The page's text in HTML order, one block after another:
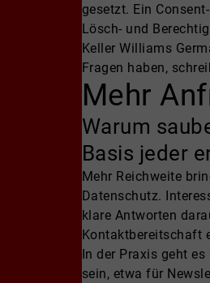
gesetzt. Ein
Lösch- und
Keller Williams
Fragen haben,
Mehr
Warum
Basis jeder
Mehr Reichweite
Datenschutz.
klare Antworten
Kontaktbereitschaft
In der Praxis geht
sein, etwa für